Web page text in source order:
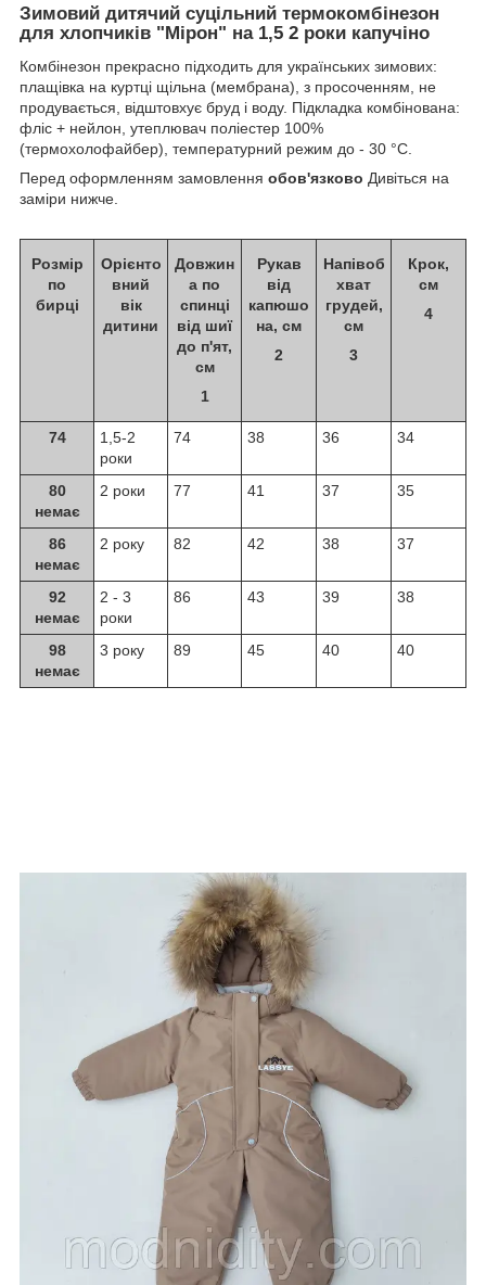
Зимовий дитячий суцільний термокомбінезон
для хлопчиків "Мірон" на 1,5 2 роки капучіно
Комбінезон прекрасно підходить для українських зимових:
плащівка на куртці щільна (мембрана), з просоченням, не
продувається, відштовхує бруд і воду. Підкладка комбінована:
фліс + нейлон, утеплювач поліестер 100%
(термохолофайбер), температурний режим до - 30 °C.
Перед оформленням замовлення обов'язково Дивіться на
заміри нижче.
Розмір
по
бирці
Орієнто
вний
вік
дитини
Довжин
а по
спинці
від шиї
до п'ят,
см
1
Рукав
від
капюшо
на, см
2
Напівоб
хват
грудей,
см
3
Крок,
см
4
74
1,5-2
роки
74 38 36 34
80
немає
2 роки 77 41 37 35
86
немає
2 року 82 42 38 37
92
немає
2 - 3
роки
86 43 39 38
98
немає
3 року 89 45 40 40